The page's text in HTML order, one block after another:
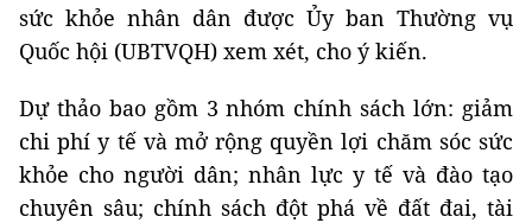
sức khỏe nhân dân được Ủy ban Thường vụ
Quốc hội (UBTVQH) xem xét, cho ý kiến.
Dự thảo bao gồm 3 nhóm chính sách lớn: giảm
chi phí y tế và mở rộng quyền lợi chăm sóc sức
khỏe cho người dân; nhân lực y tế và đào tạo
chuyên sâu; chính sách đột phá về đất đai, tài